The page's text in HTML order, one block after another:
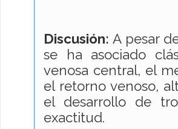
Discusión: A pesar
se ha asociado
venosa central, el
el retorno venoso,
el desarrollo de
exactitud.